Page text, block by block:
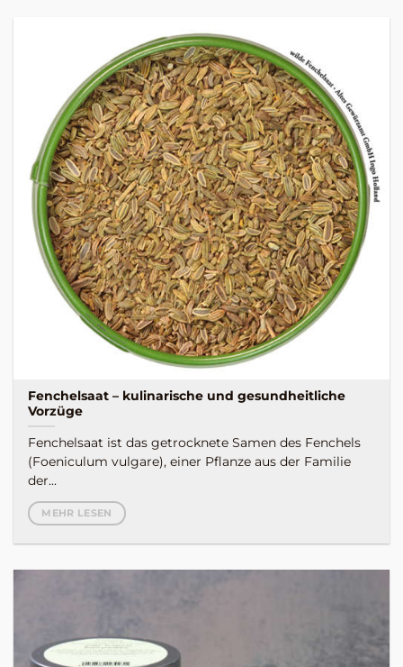
Fenchelsaat – kulinarische und gesundheitliche
Vorzüge
Fenchelsaat ist das getrocknete Samen des Fenchels
(Foeniculum vulgare), einer Pflanze aus der Familie
der...
MEHR LESEN